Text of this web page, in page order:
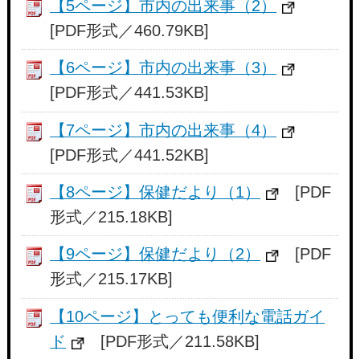
【5ページ】市内の出来事（2）
[PDF形式／460.79KB]
【6ページ】市内の出来事（3）
[PDF形式／441.53KB]
【7ページ】市内の出来事（4）
[PDF形式／441.52KB]
【8ページ】保健だより（1）
[PDF
形式／215.18KB]
【9ページ】保健だより（2）
[PDF
形式／215.17KB]
【10ページ】とっても便利な電話ガイ
ド
[PDF形式／211.58KB]